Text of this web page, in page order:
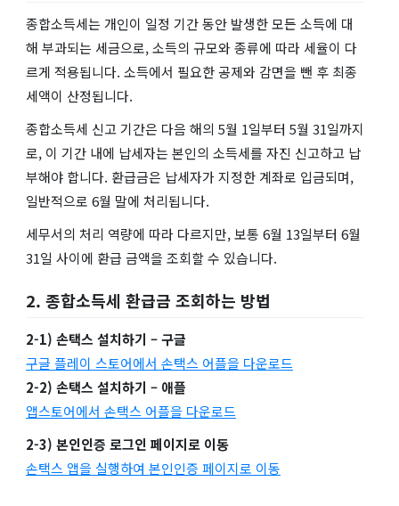
종합소득세는 개인이 일정 기간 동안 발생한 모든 소득에 대
해 부과되는 세금으로, 소득의 규모와 종류에 따라 세율이 다
르게 적용됩니다. 소득에서 필요한 공제와 감면을 뺀 후 최종
세액이 산정됩니다.
종합소득세 신고 기간은 다음 해의 5월 1일부터 5월 31일까지
로, 이 기간 내에 납세자는 본인의 소득세를 자진 신고하고 납
부해야 합니다. 환급금은 납세자가 지정한 계좌로 입금되며,
일반적으로 6월 말에 처리됩니다.
세무서의 처리 역량에 따라 다르지만, 보통 6월 13일부터 6월
31일 사이에 환급 금액을 조회할 수 있습니다.
2. 종합소득세 환급금 조회하는 방법
2-1) 손택스 설치하기 – 구글
구글 플레이 스토어에서 손택스 어플을 다운로드
2-2) 손택스 설치하기 – 애플
앱스토어에서 손택스 어플을 다운로드
2-3) 본인인증 로그인 페이지로 이동
손택스 앱을 실행하여 본인인증 페이지로 이동